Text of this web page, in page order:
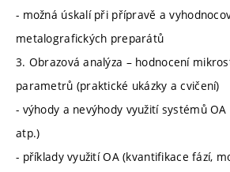
- možná úskalí při přípravě a
metalografických preparátů
3. Obrazová analýza – hodnocení
parametrů (praktické ukázky a cvičení)
- výhody a nevýhody využití systémů
atp.)
- příklady využití OA (kvantifikace fází,